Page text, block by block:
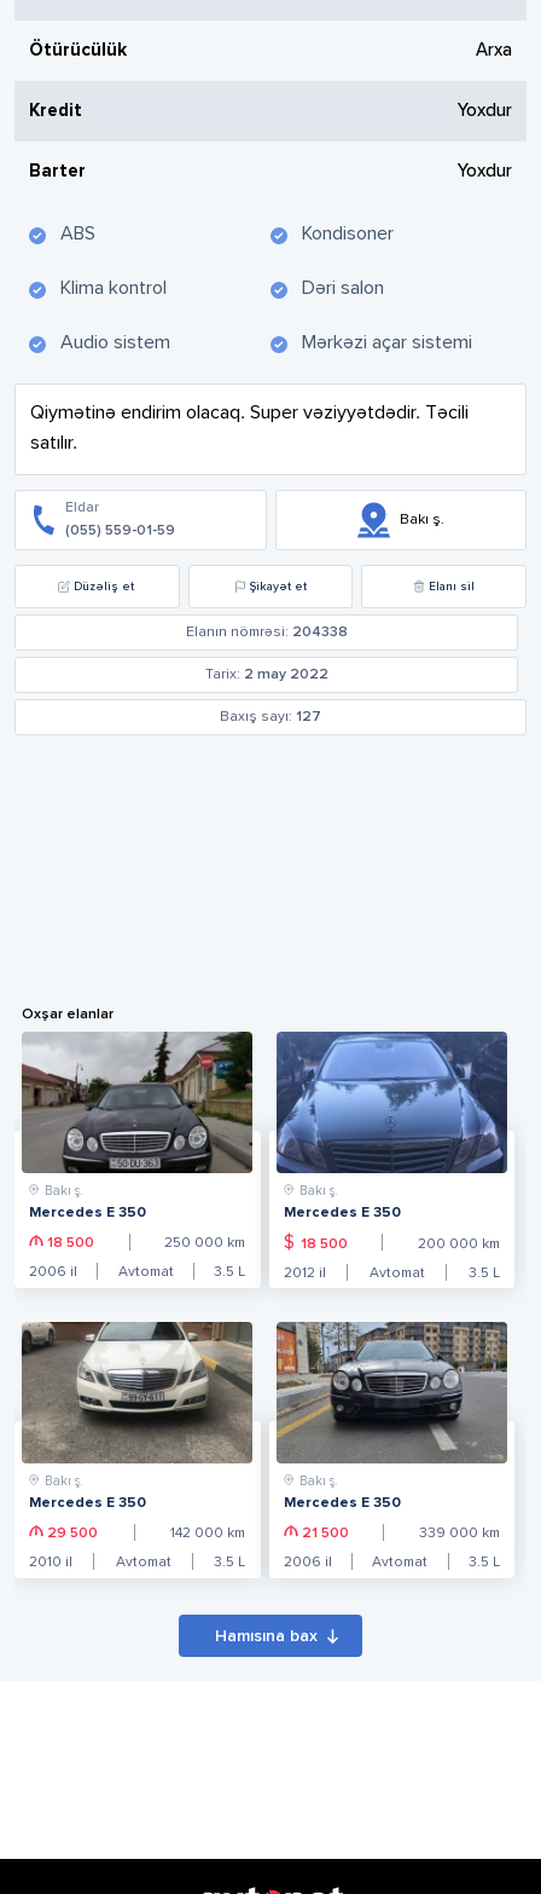
Ötürücülük Arxa
Kredit Yoxdur
Barter Yoxdur
ABS Kondisoner
Klima kontrol Dəri salon
Audio sistem Mərkəzi açar sistemi
Qiymətinə endirim olacaq. Super vəziyyətdədir. Təcili
satılır.
Eldar
(055) 559-01-59
Bakı ş.
Düzəliş et Şikayət et Elanı sil
Elanın nömrəsi: 204338
Tarix: 2 may 2022
Baxış sayı: 127
Oxşar elanlar
Bakı ş.
Mercedes E 350
18 500 250 000 km
2006 il Avtomat 3.5 L
Bakı ş.
Mercedes E 350
$ 18 500 200 000 km
2012 il Avtomat 3.5 L
Bakı ş.
Mercedes E 350
29 500 142 000 km
2010 il Avtomat 3.5 L
Bakı ş.
Mercedes E 350
21 500 339 000 km
2006 il Avtomat 3.5 L
Hamısına bax